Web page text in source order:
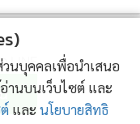
LINE
วนบุคคลเพื่อนำเสนอ
นบนเว็บไซต์ และ
และ นโยบายสิทธิ